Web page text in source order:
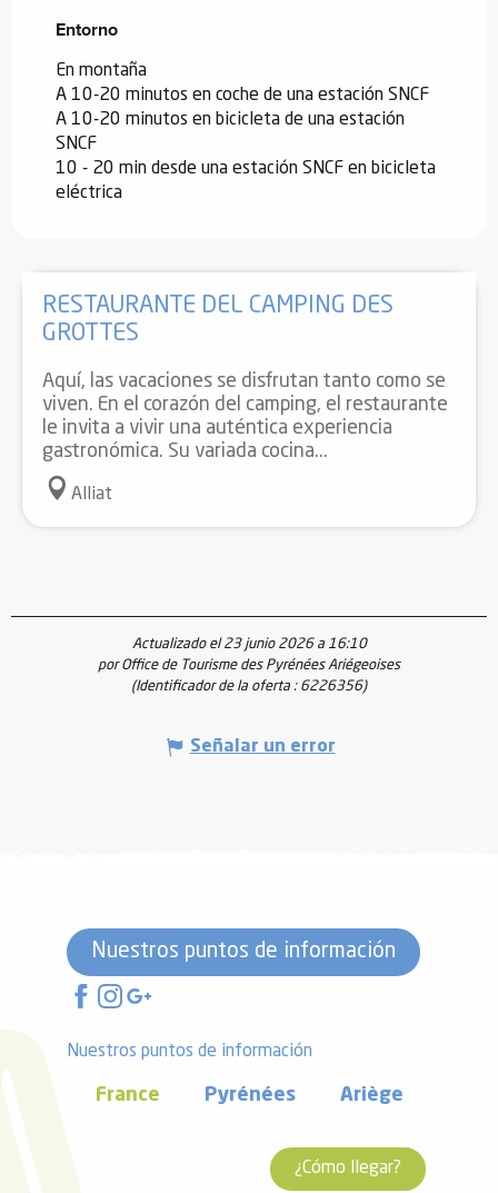
Entorno
Entorno
En montaña
A 10-20 minutos en coche de una estación SNCF
A 10-20 minutos en bicicleta de una estación
SNCF
10 - 20 min desde una estación SNCF en bicicleta
eléctrica
RESTAURANTE DEL CAMPING DES
GROTTES
Aquí, las vacaciones se disfrutan tanto como se
viven. En el corazón del camping, el restaurante
le invita a vivir una auténtica experiencia
gastronómica. Su variada cocina...
Alliat
Actualizado el 23 junio 2026 a 16:10
por Office de Tourisme des Pyrénées Ariégeoises
(Identificador de la oferta : 6226356)
Señalar un error
Nuestros puntos de información
Nuestros puntos de información
France Pyrénées Ariège
¿Cómo llegar?